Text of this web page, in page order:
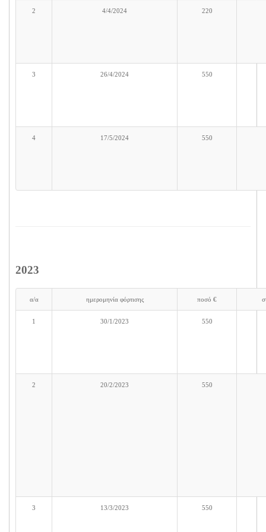
2 4/4/2024 220
3 26/4/2024 550
4 17/5/2024 550
2023
α/α ημερομηνία φόρτισης ποσό €
1 30/1/2023 550
2 20/2/2023 550
3 13/3/2023 550